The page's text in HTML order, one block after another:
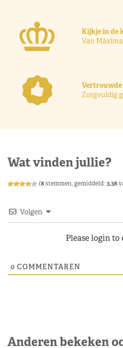
Kijkje in de
Van Máxima
Zorgvuldig
Wat vinden jullie?
(8stemmen, gemiddeld: 3,38
Volgen
Please login
0 COMMENTAREN
Anderen bekeken